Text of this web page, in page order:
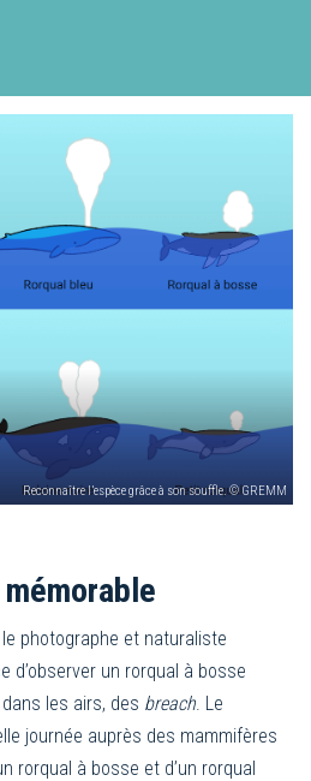
Reconnaître l’espèce grâce à son souffle. © GREMM
photographe et naturaliste
d’observer un rorqual à bosse
les airs, des breach. Le
journée auprès des mammifères
rorqual à bosse et d’un rorqual